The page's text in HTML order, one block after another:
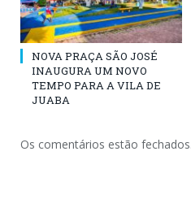
NOVA PRAÇA SÃO JOSÉ
INAUGURA UM NOVO
TEMPO PARA A VILA DE
JUABA
Os comentários estão fechados.